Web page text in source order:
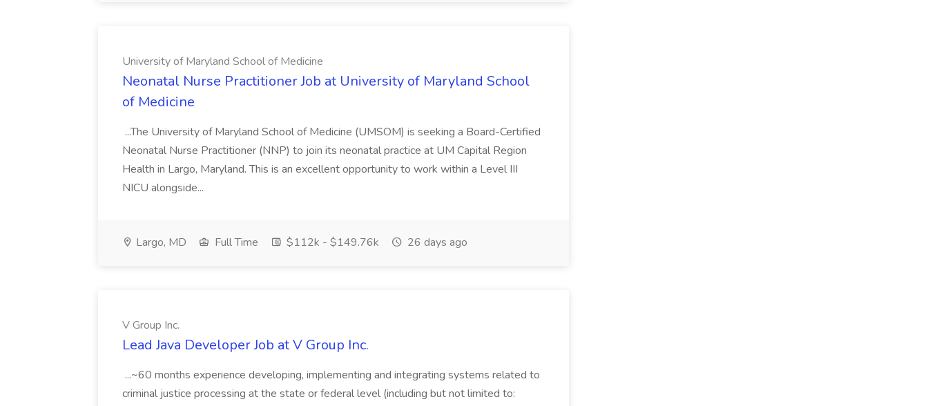
University of Maryland School of Medicine
Neonatal Nurse Practitioner Job at University of Maryland School
of Medicine
...The University of Maryland School of Medicine (UMSOM) is seeking a Board-Certified
Neonatal Nurse Practitioner (NNP) to join its neonatal practice at UM Capital Region
Health in Largo, Maryland. This is an excellent opportunity to work within a Level III
NICU alongside...
Largo, MD Full Time $112k - $149.76k 26 days ago
V Group Inc.
Lead Java Developer Job at V Group Inc.
...~60 months experience developing, implementing and integrating systems related to
criminal justice processing at the state or federal level (including but not limited to: